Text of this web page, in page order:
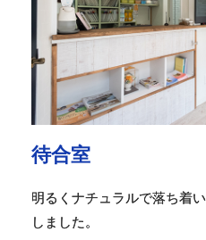
待合室
明るくナチュラルで落ち着
しました。